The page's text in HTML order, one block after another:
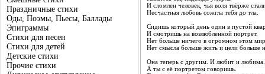
Праздничные стихи
Оды, Поэмы, Пьесы, Баллады
Эпиграммы
Стихи для песен
Стихи для детей
Детские стихи
Прочие стихи
И сломлен человек, чья воля твёрже
Несчастная любовь сожгла тебя до тла.
Сидишь который день один в пустой
И смотришь на возлюбленной портрет.
Нет больше ничего в огромном этом
Нет смысла больше жить и цели больше
Она теперь с другим. И любит и любима.
А ты с её портретом говоришь.